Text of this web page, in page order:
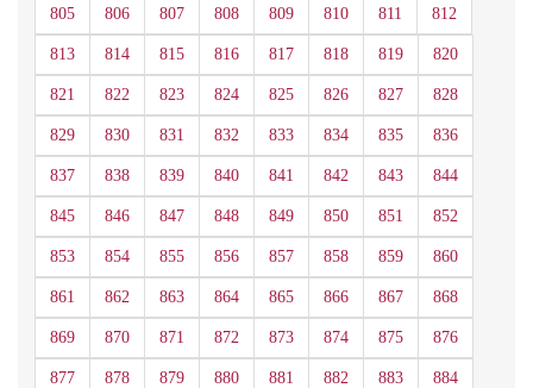
805 806 807 808 809 810 811 812
813 814 815 816 817 818 819 820
821 822 823 824 825 826 827 828
829 830 831 832 833 834 835 836
837 838 839 840 841 842 843 844
845 846 847 848 849 850 851 852
853 854 855 856 857 858 859 860
861 862 863 864 865 866 867 868
869 870 871 872 873 874 875 876
877 878 879 880 881 882 883 884